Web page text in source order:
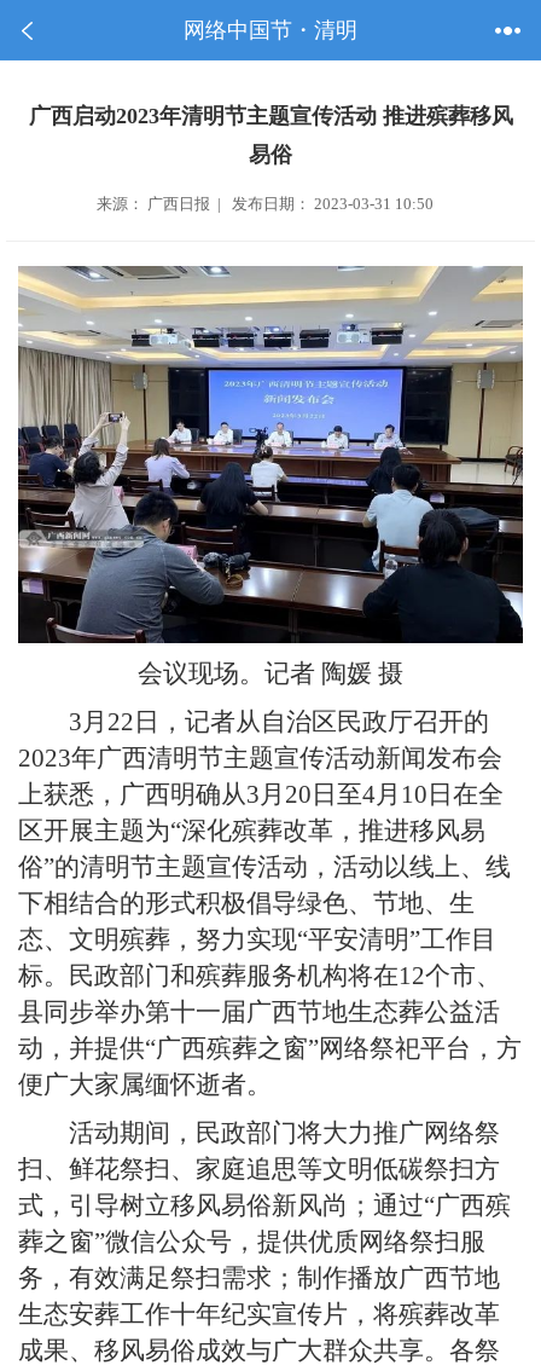
网络中国节・清明
广西启动2023年清明节主题宣传活动 推进殡葬移风
易俗
来源： 广西日报 | 发布日期： 2023-03-31 10:50
会议现场。 记者 陶媛 摄
3月22日，记者从自治区民政厅召开的
2023年广西清明节主题宣传活动新闻发布会
上获悉，广西明确从3月20日至4月10日在全
区开展主题为“深化殡葬改革，推进移风易
俗”的清明节主题宣传活动，活动以线上、线
下相结合的形式积极倡导绿色、节地、生
态、文明殡葬，努力实现“平安清明”工作目
标。民政部门和殡葬服务机构将在12个市、
县同步举办第十一届广西节地生态葬公益活
动，并提供“广西殡葬之窗”网络祭祀平台，方
便广大家属缅怀逝者。
活动期间，民政部门将大力推广网络祭
扫、鲜花祭扫、家庭追思等文明低碳祭扫方
式，引导树立移风易俗新风尚；通过“广西殡
葬之窗”微信公众号，提供优质网络祭扫服
务，有效满足祭扫需求；制作播放广西节地
生态安葬工作十年纪实宣传片，将殡葬改革
成果、移风易俗成效与广大群众共享。各祭